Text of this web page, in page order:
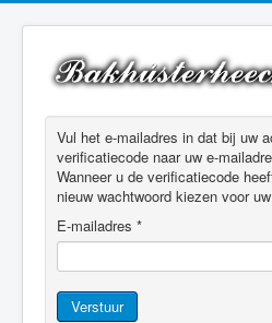
Vul het e-mailadres in dat bij uw
verificatiecode naar uw e-
Wanneer u de verificatiecode
nieuw wachtwoord kiezen voor
E-mailadres *
Verstuur